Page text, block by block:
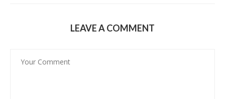
LEAVE A COMMENT